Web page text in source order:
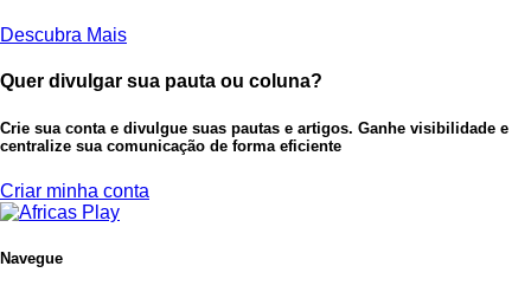
Descubra Mais
Quer divulgar sua pauta ou coluna?
Crie sua conta e divulgue suas pautas e artigos. Ganhe visibilidade e
centralize sua comunicação de forma eficiente
Criar minha conta
Navegue